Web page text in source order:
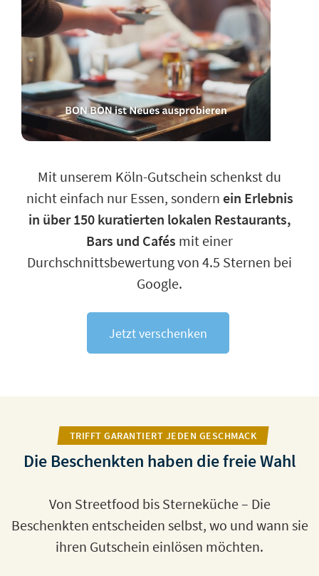
Mit unserem Köln-Gutschein schenkst du
nicht einfach nur Essen, sondern ein Erlebnis
in über 150 kuratierten lokalen Restaurants,
Bars und Cafés mit einer
Durchschnittsbewertung von 4.5 Sternen bei
Google.
Jetzt verschenken
TRIFFT GARANTIERT JEDEN GESCHMACK
Die Beschenkten haben die freie Wahl
Von Streetfood bis Sterneküche – Die
Beschenkten entscheiden selbst, wo und wann sie
ihren Gutschein einlösen möchten.